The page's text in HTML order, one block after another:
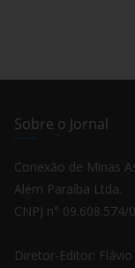
Sobre o Jornal
Conexão de Minas
Além Paraíba Ltda.
CNPJ n° 09.608.574/
Diretor-Editor: